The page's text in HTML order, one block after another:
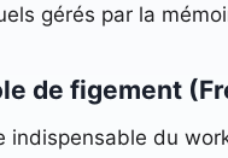
gérés par la
de figement
indispensable du